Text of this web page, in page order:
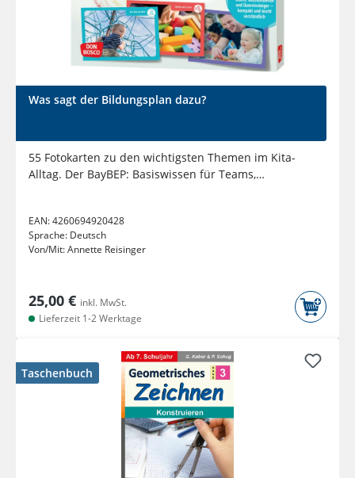
Was sagt der Bildungsplan dazu?
55 Fotokarten zu den wichtigsten Themen im Kita-
Alltag. Der BayBEP: Basiswissen für Teams,
EAN:4260694920428
Sprache: Deutsch
Von/Mit:Annette Reisinger
25,00 € inkl. MwSt.
Lieferzeit 1-2 Werktage
Taschenbuch